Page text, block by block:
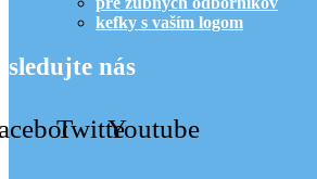
kefky s vaším logom
sledujte nás
TwitterYoutube